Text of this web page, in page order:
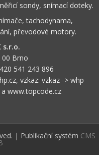
sondy, snímací doteky.
tachodynama,
převodové motory.
s.r.o.
Brno
541 243 896
, vzkaz: vzkaz -> whp
a www.topcode.cz
| Publikační systém CMS